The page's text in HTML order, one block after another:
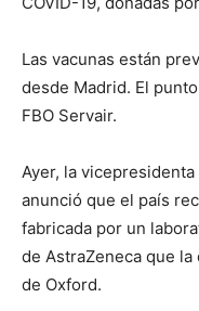
Las vacunas están
desde Madrid. El
FBO Servair.
Ayer, la
anunció que el país
fabricada por un
de AstraZeneca que
de Oxford.